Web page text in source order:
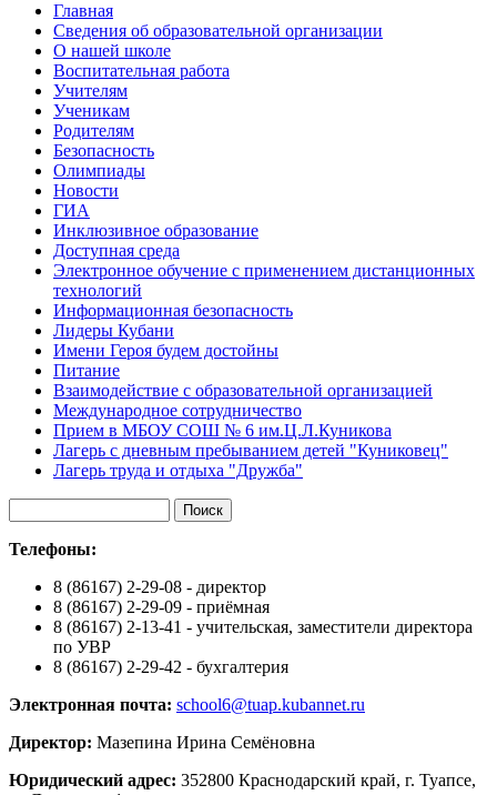
Главная
Сведения об образовательной организации
О нашей школе
Воспитательная работа
Учителям
Ученикам
Родителям
Безопасность
Олимпиады
Новости
ГИА
Инклюзивное образование
Доступная среда
Электронное обучение с применением дистанционных
технологий
Информационная безопасность
Лидеры Кубани
Имени Героя будем достойны
Питание
Взаимодействие с образовательной организацией
Международное сотрудничество
Прием в МБОУ СОШ № 6 им.Ц.Л.Куникова
Лагерь с дневным пребыванием детей "Куниковец"
Лагерь труда и отдыха "Дружба"
Телефоны:
8 (86167) 2-29-08 - директор
8 (86167) 2-29-09 - приёмная
8 (86167) 2-13-41 - учительская, заместители директора
по УВР
8 (86167) 2-29-42 - бухгалтерия
Электронная почта: school6@tuap.kubannet.ru
Директор: Мазепина Ирина Семёновна
Юридический адрес: 352800 Краснодарский край, г. Туапсе,